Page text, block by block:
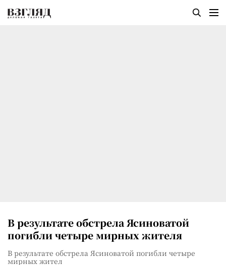
В результате обстрела Ясиноватой
погибли четыре мирных жителя
В результате обстрела Ясиноватой погибли четыре
мирных жител